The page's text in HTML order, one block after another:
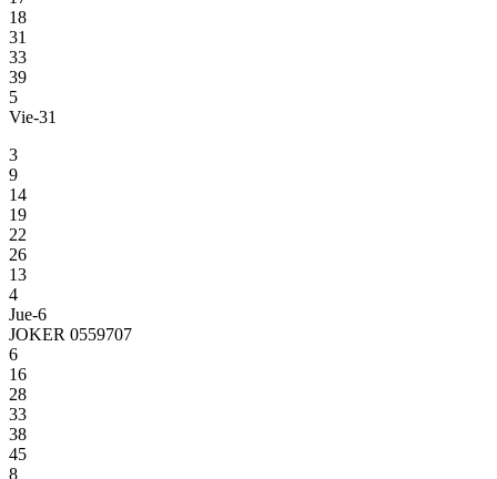
18
31
33
39
5
Vie-31
3
9
14
19
22
26
13
4
Jue-6
JOKER 0559707
6
16
28
33
38
45
8